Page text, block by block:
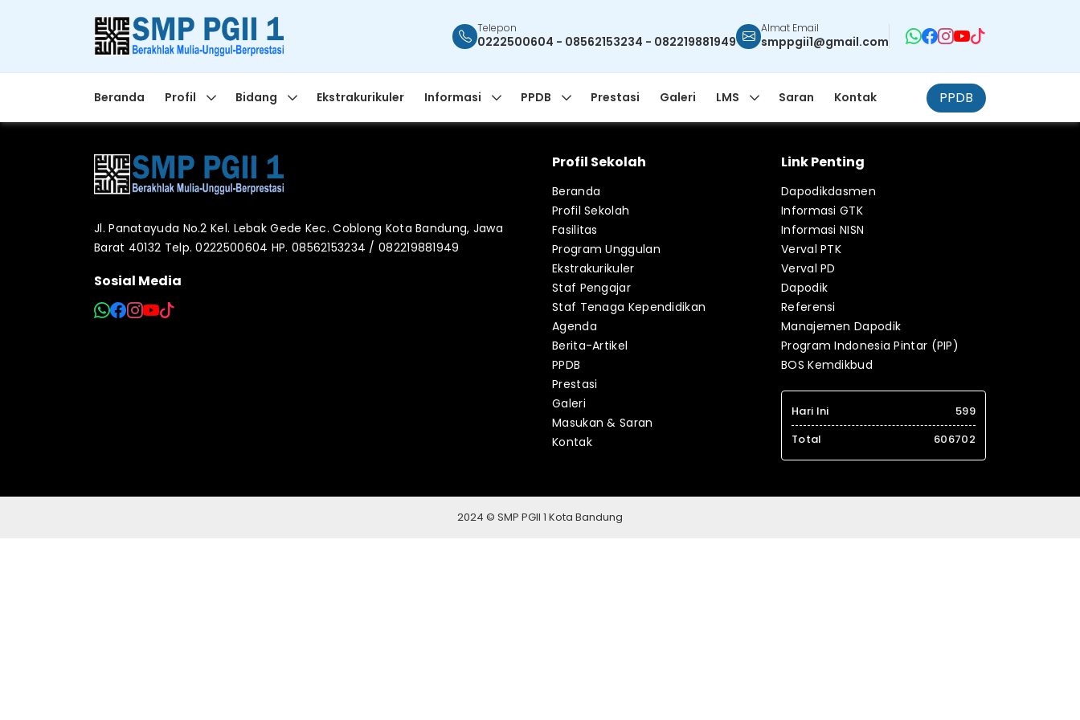
Telepon
0222500604 - 08562153234 - 082219881949
Almat Email
smppgii1@gmail.com
Beranda Profil Bidang Ekstrakurikuler Informasi PPDB Prestasi Galeri LMS Saran Kontak PPDB
Jl. Panatayuda No.2 Kel. Lebak Gede Kec. Coblong Kota Bandung, Jawa
Barat 40132 Telp. 0222500604 HP. 08562153234 / 082219881949
Sosial Media
Profil Sekolah
Beranda
Profil Sekolah
Fasilitas
Program Unggulan
Ekstrakurikuler
Staf Pengajar
Staf Tenaga Kependidikan
Agenda
Berita-Artikel
PPDB
Prestasi
Galeri
Masukan & Saran
Kontak
Link Penting
Dapodikdasmen
Informasi GTK
Informasi NISN
Verval PTK
Verval PD
Dapodik
Referensi
Manajemen Dapodik
Program Indonesia Pintar (PIP)
BOS Kemdikbud
Hari Ini
599
Total
606702
2024 © SMP PGII 1 Kota Bandung